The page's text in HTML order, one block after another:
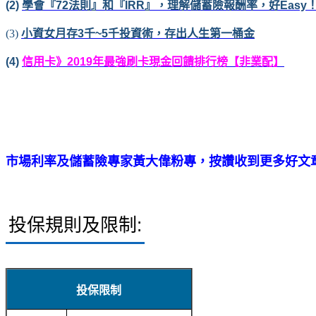
(2) 學會『72法則』和『IRR』，理解儲蓄險報酬率，好Easy
(3) 小資女月存3千~5千投資術，存出人生第一桶金
(4) 信用卡》2019年最強刷卡現金回饋排行榜【非業配】
市場利率及儲蓄險專家黃大偉粉專，按讚收到更多好文
投保規則及限制:
投保限制